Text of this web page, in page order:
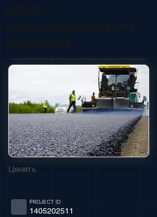
Ценить
1405202511
PROJECT ID